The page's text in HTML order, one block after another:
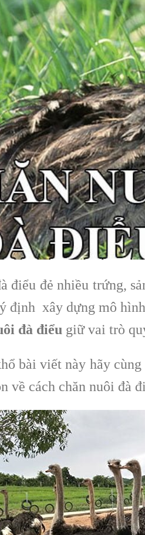
điểu đẻ nhiều trứng,
định xây dựng mô
đà điểu giữ vai trò
bài viết này hãy
về cách chăn nuôi đà